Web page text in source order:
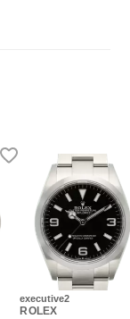
executive2
ROLEX